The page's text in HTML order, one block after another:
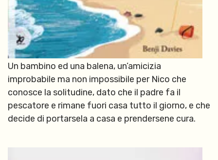
Un bambino ed una balena, un’amicizia
improbabile ma non impossibile per Nico che
conosce la solitudine, dato che il padre fa il
pescatore e rimane fuori casa tutto il giorno, e che
decide di portarsela a casa e prendersene cura.